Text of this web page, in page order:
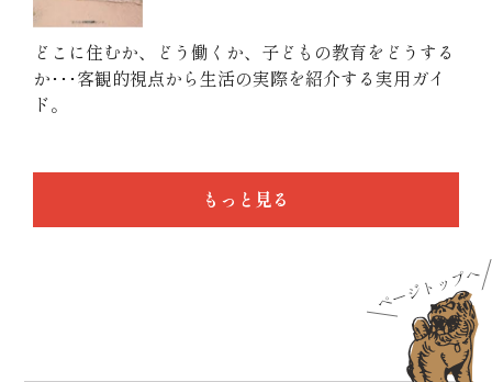
どこに住むか、どう働くか、子どもの教育をどうする
か･･･客観的視点から生活の実際を紹介する実用ガイ
ド。
もっと見る